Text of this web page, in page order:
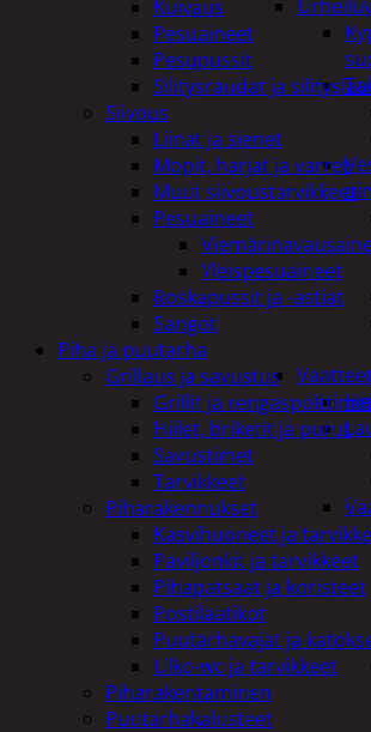
Kuivaus
Pesuaineet
Pesupussit
Silitysraudat ja
Siivous
Liinat ja sienet
Mopit, harjat ja varret
Muut siivoustarvikkeet
Pesuaineet
Yleispesuaineet
Roskapussit ja -astiat
Sangot
Piha ja puutarha
Grillaus ja savustus
Grillit ja
Hiilet, briketit ja purut
Savustimet
Tarvikkeet
Piharakennukset
Kasvihuoneet ja
Paviljonkit ja tarvikkeet
Pihapatsaat ja koristeet
Postilaatikot
Puutarhavajat ja
Ulko-wc ja tarvikkeet
Piharakentaminen
Puutarhakalusteet